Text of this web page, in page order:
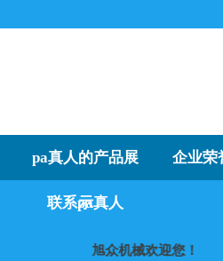
pa真人的产品展
示
企业荣
联系pa真人
旭众机械欢迎